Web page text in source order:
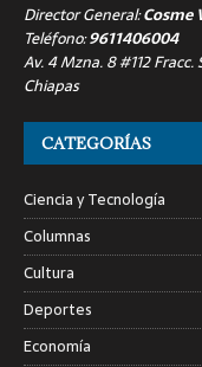
Director General:Cosme
Teléfono:9611406004
Av. 4 Mzna. 8 #112
Chiapas
CATEGORÍAS
Ciencia y Tecnología
Columnas
Cultura
Deportes
Economía